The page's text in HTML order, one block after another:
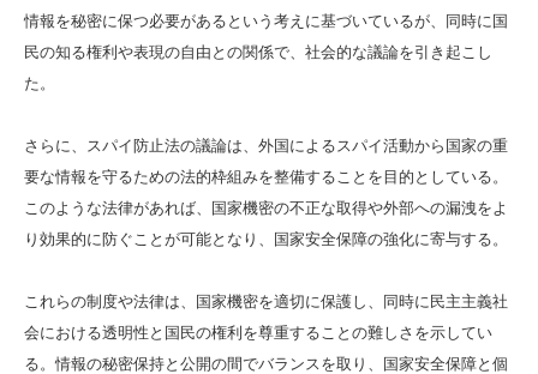
情報を秘密に保つ必要があるという考えに基づいているが、同時に国
民の知る権利や表現の自由との関係で、社会的な議論を引き起こし
た。
さらに、スパイ防止法の議論は、外国によるスパイ活動から国家の重
要な情報を守るための法的枠組みを整備することを目的としている。
このような法律があれば、国家機密の不正な取得や外部への漏洩をよ
り効果的に防ぐことが可能となり、国家安全保障の強化に寄与する。
これらの制度や法律は、国家機密を適切に保護し、同時に民主主義社
会における透明性と国民の権利を尊重することの難しさを示してい
る。情報の秘密保持と公開の間でバランスを取り、国家安全保障と個